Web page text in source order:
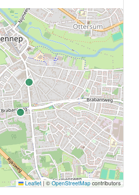
locatiegegevens gevonden.
zonder GPS coördinaten.
Leaflet | © OpenStreetMap contributors